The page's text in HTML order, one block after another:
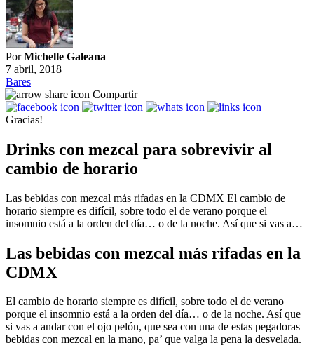
PorMichelle Galeana
7 abril, 2018
Bares
Compartir
Gracias!
Drinks con mezcal para sobrevivir al
cambio de horario
Las bebidas con mezcal más rifadas en la CDMX El cambio de
horario siempre es difícil, sobre todo el de verano porque el
insomnio está a la orden del día… o de la noche. Así que si vas a…
Las bebidas con mezcal más rifadas en la
CDMX
El cambio de horario siempre es difícil, sobre todo el de verano
porque el insomnio está a la orden del día… o de la noche. Así que
si vas a andar con el ojo pelón, que sea con una de estas pegadoras
bebidas con mezcal en la mano, pa’ que valga la pena la desvelada.